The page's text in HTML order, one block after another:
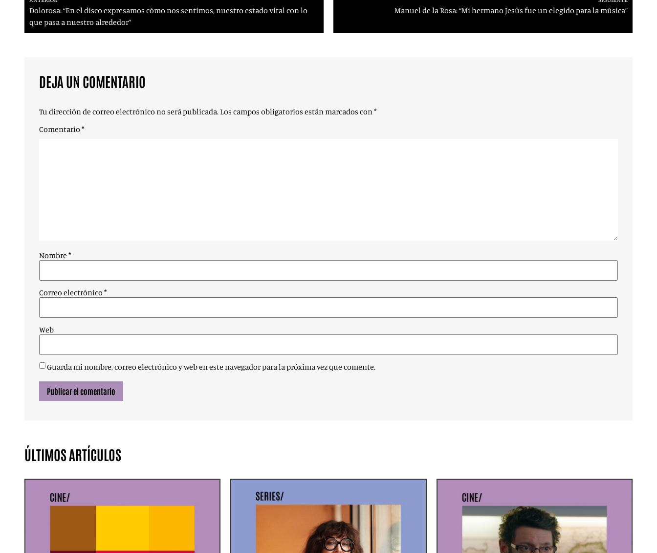
Dolorosa: “En el disco expresamos cómo nos sentimos, nuestro estado vital con lo
que pasa a nuestro alrededor”
Manuel de la Rosa: “Mi hermano Jesús fue un elegido para la música”
DEJA UN COMENTARIO
Tu dirección de correo electrónico no será publicada.Los campos obligatorios están marcados con *
Comentario *
Nombre *
Correo electrónico *
Web
Guarda mi nombre, correo electrónico y web en este navegador para la próxima vez que comente.
ÚLTIMOS ARTÍCULOS